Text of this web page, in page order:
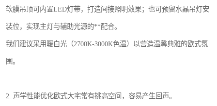
软膜吊顶可内置LED灯带，打造间接照明效果；也可预留水晶吊灯安
装位，实现主灯与辅助光源的**配合。
我们建议采用暖白光（2700K-3000K色温）以营造温馨典雅的欧式氛
围。
2. 声学性能优化欧式大宅常有挑高空间，容易产生回声。